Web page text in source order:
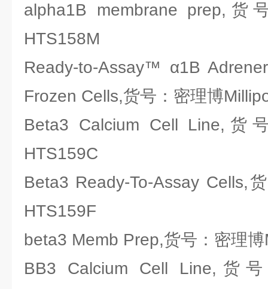
alpha1B membrane prep,货
HTS158M
Ready-to-Assay™ α1B
Frozen Cells,货号：密理博
Beta3 Calcium Cell Line,货
HTS159C
Beta3 Ready-To-Assay Cells,
HTS159F
beta3 Memb Prep,货号：密理
BB3 Calcium Cell Line,货